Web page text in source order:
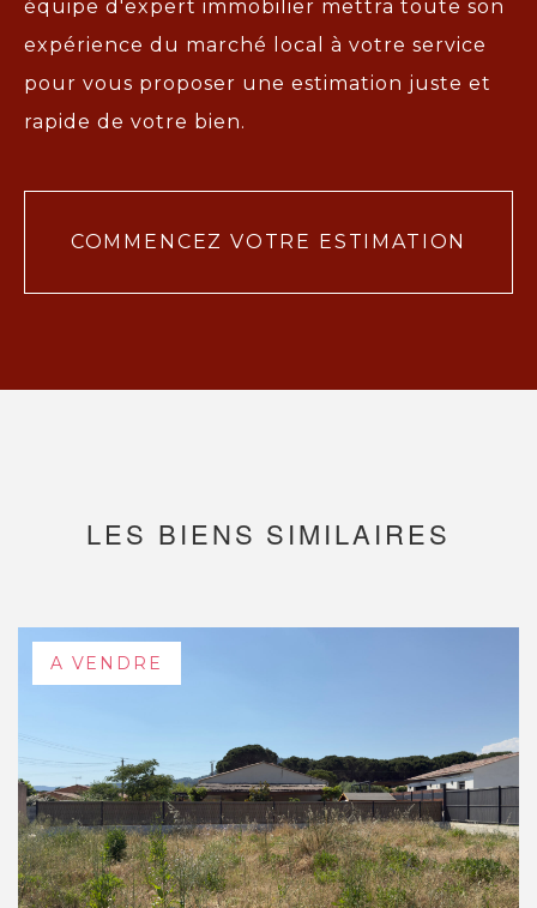
équipe d'expert immobilier mettra toute son
expérience du marché local à votre service
pour vous proposer une estimation juste et
rapide de votre bien.
COMMENCEZ VOTRE ESTIMATION
LES BIENS SIMILAIRES
A VENDRE